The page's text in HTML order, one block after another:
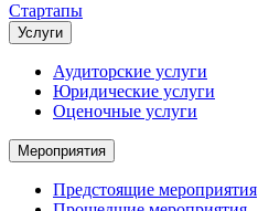
Стартапы
Услуги
Аудиторские услуги
Юридические услуги
Оценочные услуги
Мероприятия
Предстоящие мероприятия